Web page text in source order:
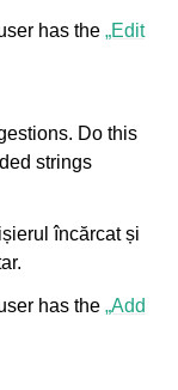
has the „Edit
Do this
strings
încărcat și
has the „Add